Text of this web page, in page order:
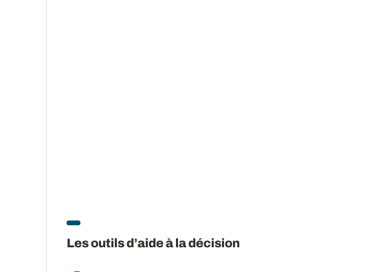
Les outils d’aide à la décision